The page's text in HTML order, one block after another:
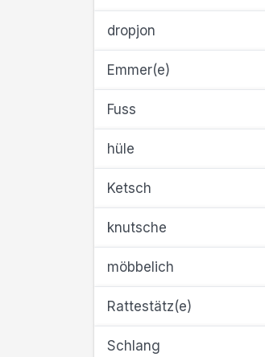
dropjon
Emmer(e)
Fuss
hüle
Ketsch
knutsche
möbbelich
Rattestätz(e)
Schlang